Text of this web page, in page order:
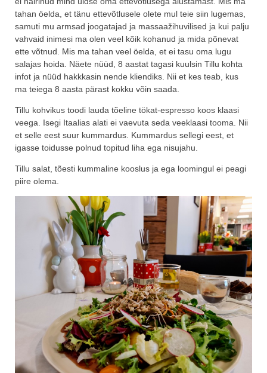
tahan öelda, et tänu ettevõtlusele olete mul teie siin lugemas,
samuti mu armsad joogatajad ja massaažihuvilised ja kui palju
vahvaid inimesi ma olen veel kõik kohanud ja mida põnevat
ette võtnud. Mis ma tahan veel öelda, et ei tasu oma lugu
salajas hoida. Näete nüüd, 8 aastat tagasi kuulsin Tillu kohta
infot ja nüüd hakkkasin nende kliendiks. Nii et kes teab, kus
ma teiega 8 aasta pärast kokku võin saada.
Tillu kohvikus toodi lauda tõeline tökat-espresso koos klaasi
veega. Isegi Itaalias alati ei vaevuta seda veeklaasi tooma. Nii
et selle eest suur kummardus. Kummardus sellegi eest, et
igasse toidusse polnud topitud liha ega nisujahu.
Tillu salat, tõesti kummaline kooslus ja ega loomingul ei peagi
piire olema.